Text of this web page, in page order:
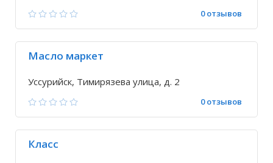
0 отзывов
Масло маркет
Уссурийск, Тимирязева улица, д. 2
0 отзывов
Класс